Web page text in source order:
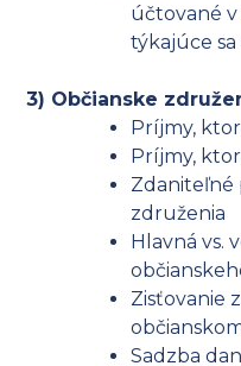
účtované
týkajúce
3) Občianske
Príjmy,
Príjmy,
Zdaniteľné
združenia
Hlavná vs.
Zisťovanie
Sadzba